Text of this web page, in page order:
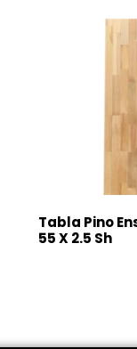
Tabla Pino
55 X 2.5 Sh